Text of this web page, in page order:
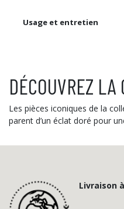
Usage et entretien
DÉCOUVREZ LA
Les pièces iconiques de la
parent d’un éclat doré pour
Livraison